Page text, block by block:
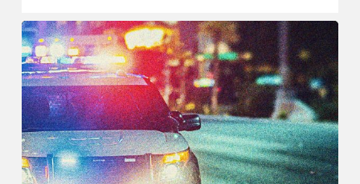
L’ACLC
défend
la
décision
historique
de
mettre
fin